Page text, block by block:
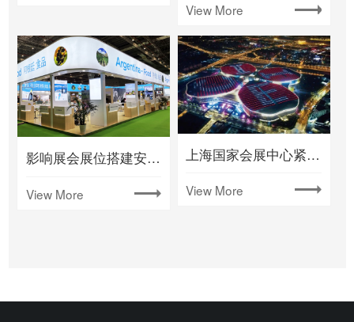
View More
影响展会展位搭建安全性的几个因素
View More
上海国家会展中心紧急改建成蕞大方舱医院
View More